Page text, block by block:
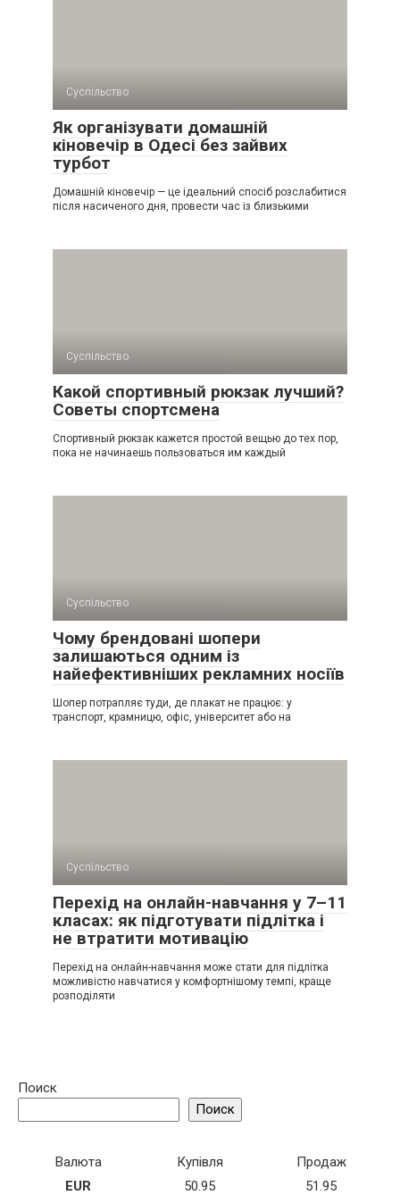
Суспільство
Як організувати домашній
кіновечір в Одесі без зайвих
турбот
Домашній кіновечір — це ідеальний спосіб розслабитися
після насиченого дня, провести час із близькими
Суспільство
Какой спортивный рюкзак лучший?
Советы спортсмена
Спортивный рюкзак кажется простой вещью до тех пор,
пока не начинаешь пользоваться им каждый
Суспільство
Чому брендовані шопери
залишаються одним із
найефективніших рекламних носіїв
Шопер потрапляє туди, де плакат не працює: у
транспорт, крамницю, офіс, університет або на
Суспільство
Перехід на онлайн-навчання у 7–11
класах: як підготувати підлітка і
не втратити мотивацію
Перехід на онлайн-навчання може стати для підлітка
можливістю навчатися у комфортнішому темпі, краще
розподіляти
Поиск
Поиск
Валюта Купівля
Продаж
EUR
50.95 51.95